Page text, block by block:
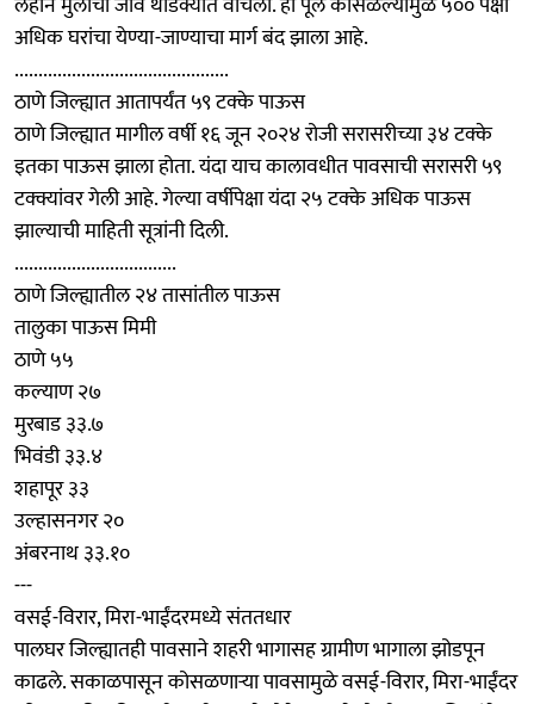
अधिक घरांचा येण्या-जाण्याचा मार्ग बंद झाला आहे.
.............................................
ठाणे जिल्ह्यात आतापर्यंत ५९ टक्के पाऊस
ठाणे जिल्ह्यात मागील वर्षी १६ जून २०२४ रोजी सरासरीच्या ३४ टक्के
इतका पाऊस झाला होता. यंदा याच कालावधीत पावसाची सरासरी ५९
टक्क्यांवर गेली आहे. गेल्या वर्षीपेक्षा यंदा २५ टक्के अधिक पाऊस
झाल्याची माहिती सूत्रांनी दिली.
..................................
ठाणे जिल्ह्यातील २४ तासांतील पाऊस
तालुका पाऊस मिमी
ठाणे ५५
कल्याण २७
मुरबाड ३३.७
भिवंडी ३३.४
शहापूर ३३
उल्हासनगर २०
अंबरनाथ ३३.१०
---
वसई-विरार, मिरा-भाईंदरमध्ये संततधार
पालघर जिल्ह्यातही पावसाने शहरी भागासह ग्रामीण भागाला झोडपून
काढले. सकाळपासून कोसळणाऱ्या पावसामुळे वसई-विरार, मिरा-भाईंदर